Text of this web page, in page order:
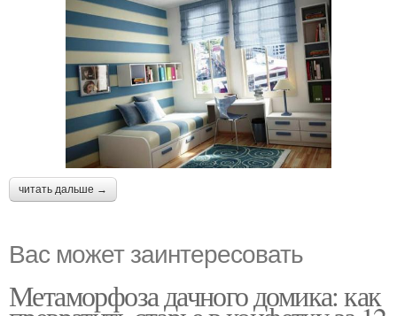
читать дальше →
Вас может заинтересовать
Метаморфоза дачного домика: как